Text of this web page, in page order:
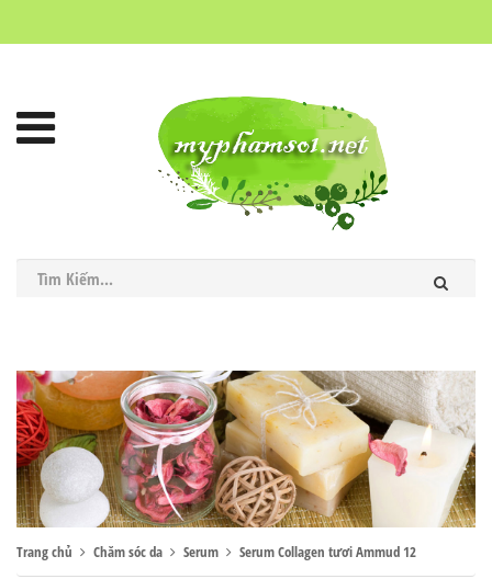
Trang chủ Chăm sóc da Serum Serum Collagen tươi Ammud 12